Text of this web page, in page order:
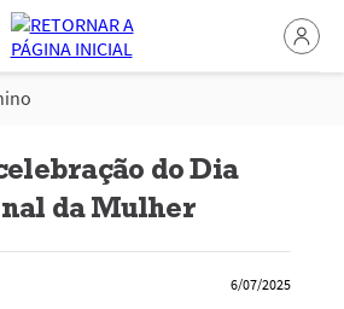
do Dia
da Mulher
6/07/2025